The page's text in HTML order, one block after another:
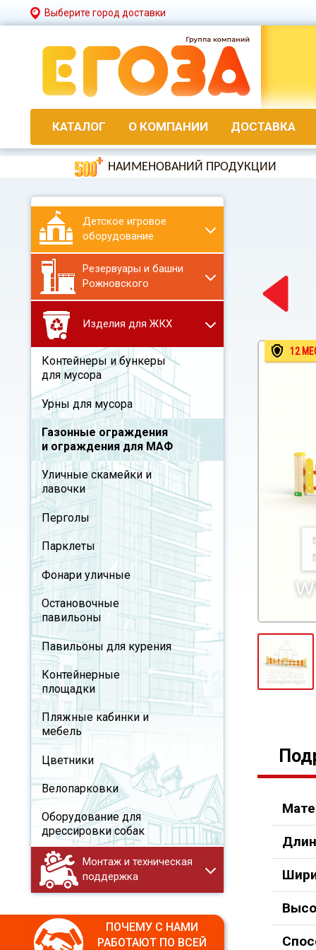
Выберите город доставки
КАТАЛОГ О КОМПАНИИ ДОСТАВКА
НАИМЕНОВАНИЙ ПРОДУКЦИИ
Детское игровое
оборудование
Резервуары и башни
Рожновского
Изделия для ЖКХ
Контейнеры и бункеры
для мусора
Урны для мусора
Газонные ограждения
и ограждения для МАФ
Уличные скамейки и
лавочки
Перголы
Парклеты
Фонари уличные
Остановочные
павильоны
Павильоны для курения
Контейнерные
площадки
Пляжные кабинки и
мебель
Цветники
Велопарковки
Оборудование для
дрессировки собак
Монтаж и техническая
поддержка
ПОЧЕМУ С НАМИ
РАБОТАЮТ ПО ВСЕЙ
12